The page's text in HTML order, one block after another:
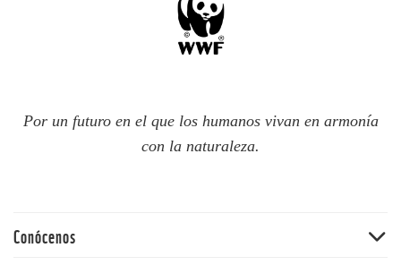
Por un futuro en el que los humanos vivan en armonía
con la naturaleza.
Conócenos